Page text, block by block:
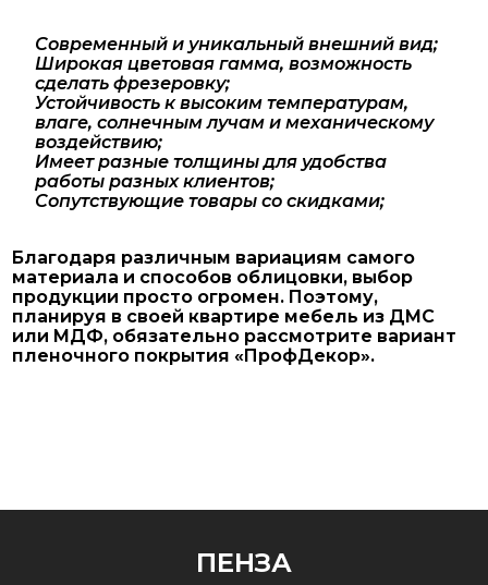
Современный и уникальный внешний вид;
Широкая цветовая гамма, возможность
сделать фрезеровку;
Устойчивость к высоким температурам,
влаге, солнечным лучам и механическому
воздействию;
Имеет разные толщины для удобства
работы разных клиентов;
Сопутствующие товары со скидками;
Благодаря различным вариациям самого
материала и способов облицовки, выбор
продукции просто огромен. Поэтому,
планируя в своей квартире мебель из ДМС
или МДФ, обязательно рассмотрите вариант
пленочного покрытия «ПрофДекор».
ПЕНЗА